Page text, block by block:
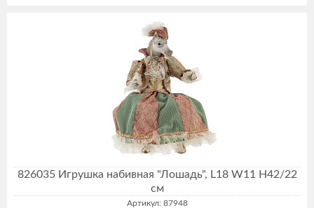
826035 Игрушка набивная "Лошадь", L18 W11 H42/22
см
Артикул: 87948